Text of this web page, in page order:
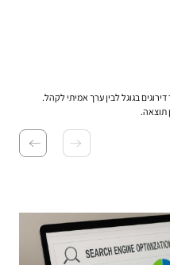
בגוגל לבין ערך אמיתי לקהל.